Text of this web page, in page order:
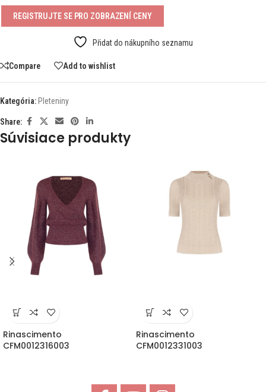
REGISTRUJTE SE PRO ZOBRAZENÍ CENY
Přidat do nákupního seznamu
Compare Add to wishlist
Kategória: Pleteniny
Share:
Súvisiace produkty
Rinascimento
CFM0012316003
Rinascimento
CFM0012331003